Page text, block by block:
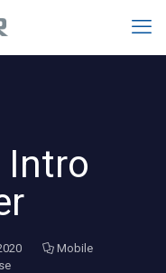
Mobile